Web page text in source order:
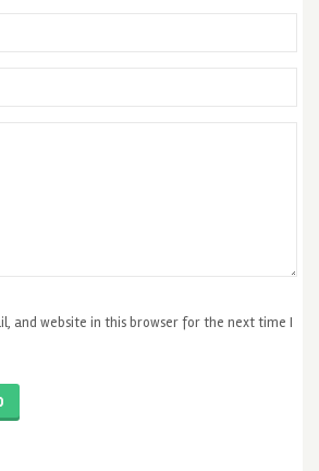
and website in this browser for the next time I